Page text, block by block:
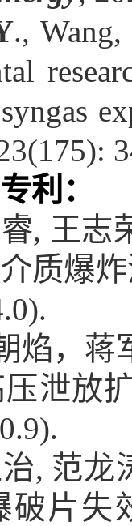
.,
利：
, 王志
质爆
焰，蒋
泄放
, 范龙
破片失